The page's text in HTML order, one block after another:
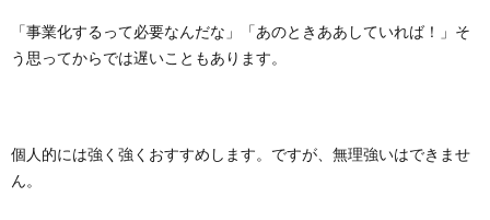
「事業化するって必要なんだな」「あのときああしていれば！」そ
う思ってからでは遅いこともあります。
個人的には強く強くおすすめします。ですが、無理強いはできませ
ん。